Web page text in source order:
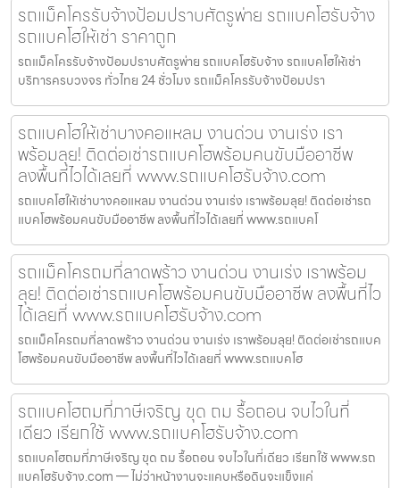
รถแม็คโครรับจ้างป้อมปราบศัตรูพ่าย รถแบคโฮรับจ้าง
รถแบคโฮให้เช่า ราคาถูก
รถแม็คโครรับจ้างป้อมปราบศัตรูพ่าย รถแบคโฮรับจ้าง รถแบคโฮให้เช่า
บริการครบวงจร ทั่วไทย 24 ชั่วโมง รถแม็คโครรับจ้างป้อมปรา
รถแบคโฮให้เช่าบางคอแหลม งานด่วน งานเร่ง เรา
พร้อมลุย! ติดต่อเช่ารถแบคโฮพร้อมคนขับมืออาชีพ
ลงพื้นที่ไวได้เลยที่ www.รถแบคโฮรับจ้าง.com
รถแบคโฮให้เช่าบางคอแหลม งานด่วน งานเร่ง เราพร้อมลุย! ติดต่อเช่ารถ
แบคโฮพร้อมคนขับมืออาชีพ ลงพื้นที่ไวได้เลยที่ www.รถแบคโ
รถแม็คโครถมที่ลาดพร้าว งานด่วน งานเร่ง เราพร้อม
ลุย! ติดต่อเช่ารถแบคโฮพร้อมคนขับมืออาชีพ ลงพื้นที่ไว
ได้เลยที่ www.รถแบคโฮรับจ้าง.com
รถแม็คโครถมที่ลาดพร้าว งานด่วน งานเร่ง เราพร้อมลุย! ติดต่อเช่ารถแบค
โฮพร้อมคนขับมืออาชีพ ลงพื้นที่ไวได้เลยที่ www.รถแบคโฮ
รถแบคโฮถมที่ภาษีเจริญ ขุด ถม รื้อถอน จบไวในที่
เดียว เรียกใช้ www.รถแบคโฮรับจ้าง.com
รถแบคโฮถมที่ภาษีเจริญ ขุด ถม รื้อถอน จบไวในที่เดียว เรียกใช้ www.รถ
แบคโฮรับจ้าง.com — ไม่ว่าหน้างานจะแคบหรือดินจะแข็งแค่